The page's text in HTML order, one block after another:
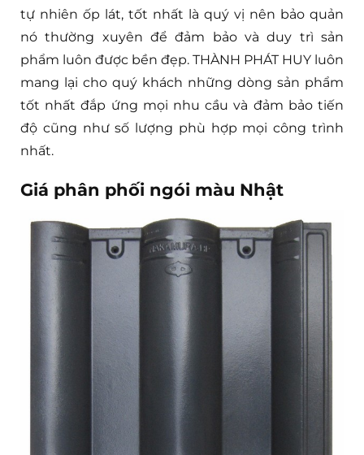
tự nhiên ốp lát, tốt nhất là quý vị nên bảo quản
nó thường xuyên để đảm bảo và duy trì sản
phẩm luôn được bền đẹp. THÀNH PHÁT HUY luôn
mang lại cho quý khách những dòng sản phẩm
tốt nhất đắp ứng mọi nhu cầu và đảm bảo tiến
độ cũng như số lượng phù hợp mọi công trình
nhất.
Giá phân phối ngói màu Nhật